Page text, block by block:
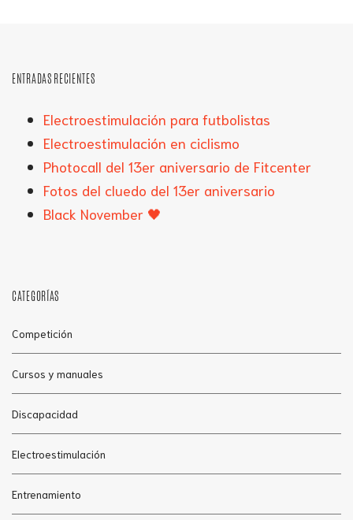
ENTRADAS RECIENTES
Electroestimulación para futbolistas
Electroestimulación en ciclismo
Photocall del 13er aniversario de Fitcenter
Fotos del cluedo del 13er aniversario
Black November 🖤
CATEGORÍAS
Competición
Cursos y manuales
Discapacidad
Electroestimulación
Entrenamiento